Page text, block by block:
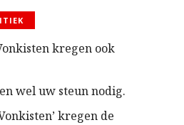
kregen ook
wel uw steun nodig.
kregen de